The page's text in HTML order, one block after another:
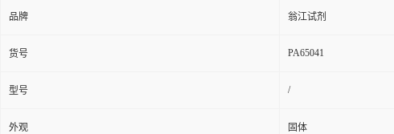
品牌 翁江试剂
货号 PA65041
型号 /
外观 固体